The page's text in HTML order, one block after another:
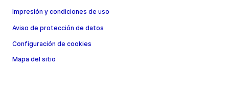
Impresión y condiciones de uso
Aviso de protección de datos
Configuración de cookies
Mapa del sitio